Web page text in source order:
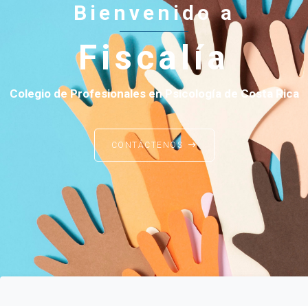
Bienvenido a
Fiscalía
Colegio de Profesionales en Psicología de Costa Rica
CONTÁCTENOS